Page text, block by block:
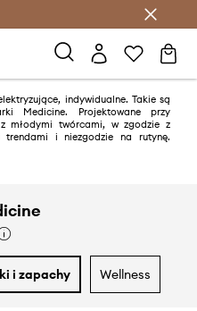
Club >
indywidualne. Takie są
Medicine. Projektowane przy
z młodymi twórcami, w zgodzie z
trendami i niezgodzie na rutynę.
i zapachy wellness